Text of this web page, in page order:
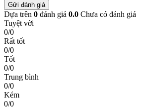
Gửi đánh giá
Dựa trên 0 đánh giá 0.0 Chưa có đánh giá
Tuyệt vời
0/0
Rất tốt
0/0
Tốt
0/0
Trung bình
0/0
Kém
0/0